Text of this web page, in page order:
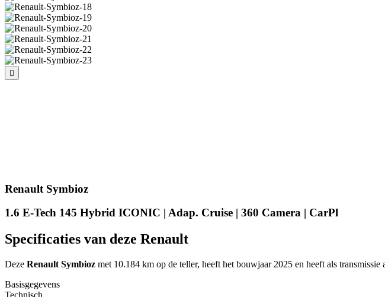
Renault Symbioz
1.6 E-Tech 145 Hybrid ICONIC | Adap. Cruise | 360 Camera | CarPl
Specificaties van deze Renault
Deze Renault Symbioz met 10.184 km op de teller, heeft het bouwjaar 2025 en heeft als
Basisgegevens